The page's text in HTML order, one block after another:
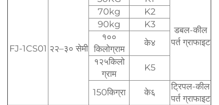
FJ-1CS01 २२–३० सेमी
डबल-कील
पर्त ग्राफाइट
70kg
K2
90kg
K3
१००
किलोग्राम
के४
१२५किलो
ग्राम
K5
150किग्रा के६
ट्रिपल-कील
पर्त ग्राफाइट